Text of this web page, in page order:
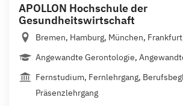
APOLLON Hochschule der
Gesundheitswirtschaft
Bremen, Hamburg, München,
Angewandte Gerontologie,
Fernstudium, Fernlehrgang,
Präsenzlehrgang